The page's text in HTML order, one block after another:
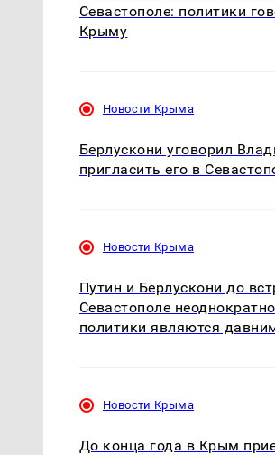
Севастополе: политики
Крыму
Новости Крыма
Берлускони уговорил
пригласить его в
Новости Крыма
Путин и Берлускони до
Севастополе
политики являются
Новости Крыма
До конца года в Крым